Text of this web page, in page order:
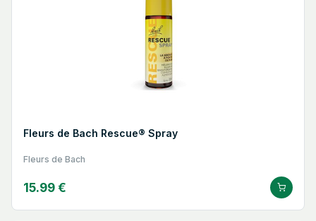
Fleurs de Bach Rescue® Spray
Fleurs de Bach
15.99 €